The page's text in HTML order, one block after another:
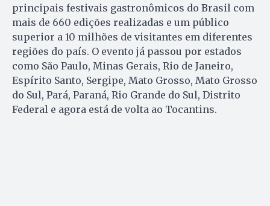
principais festivais gastronômicos do Brasil com
mais de 660 edições realizadas e um público
superior a 10 milhões de visitantes em diferentes
regiões do país. O evento já passou por estados
como São Paulo, Minas Gerais, Rio de Janeiro,
Espírito Santo, Sergipe, Mato Grosso, Mato Grosso
do Sul, Pará, Paraná, Rio Grande do Sul, Distrito
Federal e agora está de volta ao Tocantins.